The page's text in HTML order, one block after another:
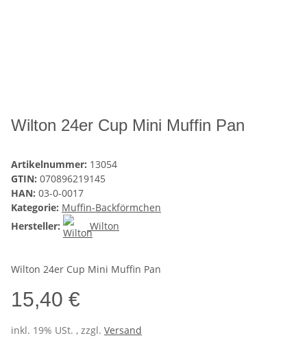
Wilton 24er Cup Mini Muffin Pan
Artikelnummer: 13054
GTIN: 070896219145
HAN: 03-0-0017
Kategorie: Muffin-Backförmchen
Hersteller:
Wilton
Wilton 24er Cup Mini Muffin Pan
15,40 €
inkl. 19% USt. , zzgl. Versand